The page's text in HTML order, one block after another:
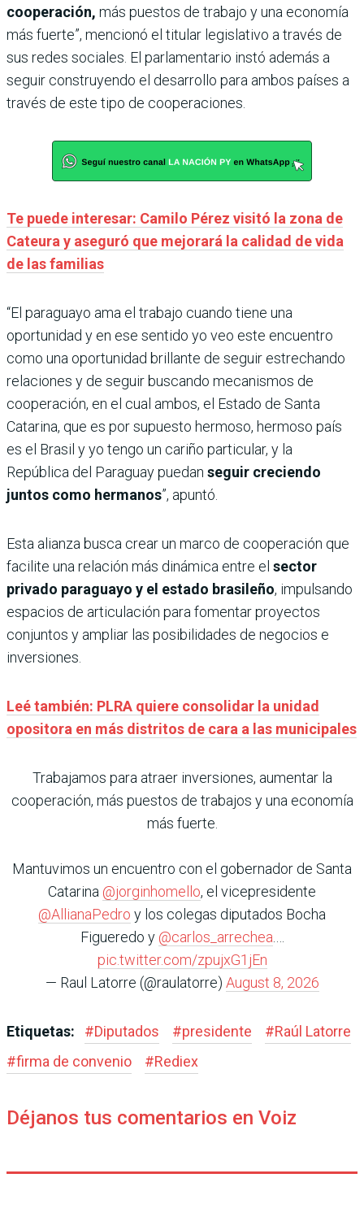
cooperación, más puestos de trabajo y una economía
más fuerte”, mencionó el titular legislativo a través de
sus redes sociales. El parlamentario instó además a
seguir construyendo el desarrollo para ambos países a
través de este tipo de cooperaciones.
Te puede interesar: Camilo Pérez visitó la zona de
Cateura y aseguró que mejorará la calidad de vida
de las familias
“El paraguayo ama el trabajo cuando tiene una
oportunidad y en ese sentido yo veo este encuentro
como una oportunidad brillante de seguir estrechando
relaciones y de seguir buscando mecanismos de
cooperación, en el cual ambos, el Estado de Santa
Catarina, que es por supuesto hermoso, hermoso país
es el Brasil y yo tengo un cariño particular, y la
República del Paraguay puedan seguir creciendo
juntos como hermanos”, apuntó.
Esta alianza busca crear un marco de cooperación que
facilite una relación más dinámica entre el sector
privado paraguayo y el estado brasileño, impulsando
espacios de articulación para fomentar proyectos
conjuntos y ampliar las posibilidades de negocios e
inversiones.
Leé también: PLRA quiere consolidar la unidad
opositora en más distritos de cara a las municipales
Trabajamos para atraer inversiones, aumentar la
cooperación, más puestos de trabajos y una economía
más fuerte.
Mantuvimos un encuentro con el gobernador de Santa
Catarina @jorginhomello, el vicepresidente
@AllianaPedro y los colegas diputados Bocha
Figueredo y @carlos_arrechea
pic.twitter.com/zpujxG1jEn
— Raul Latorre (@raulatorre) August 8, 2026
Etiquetas: #Diputados #presidente #Raúl Latorre
#firma de convenio #Rediex
Déjanos tus comentarios en Voiz